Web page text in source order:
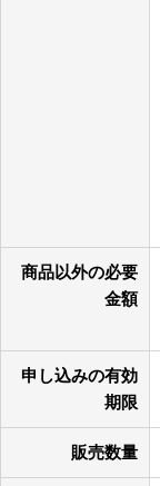
商品以外の必要
金額
申し込みの有効
期限
販売数量